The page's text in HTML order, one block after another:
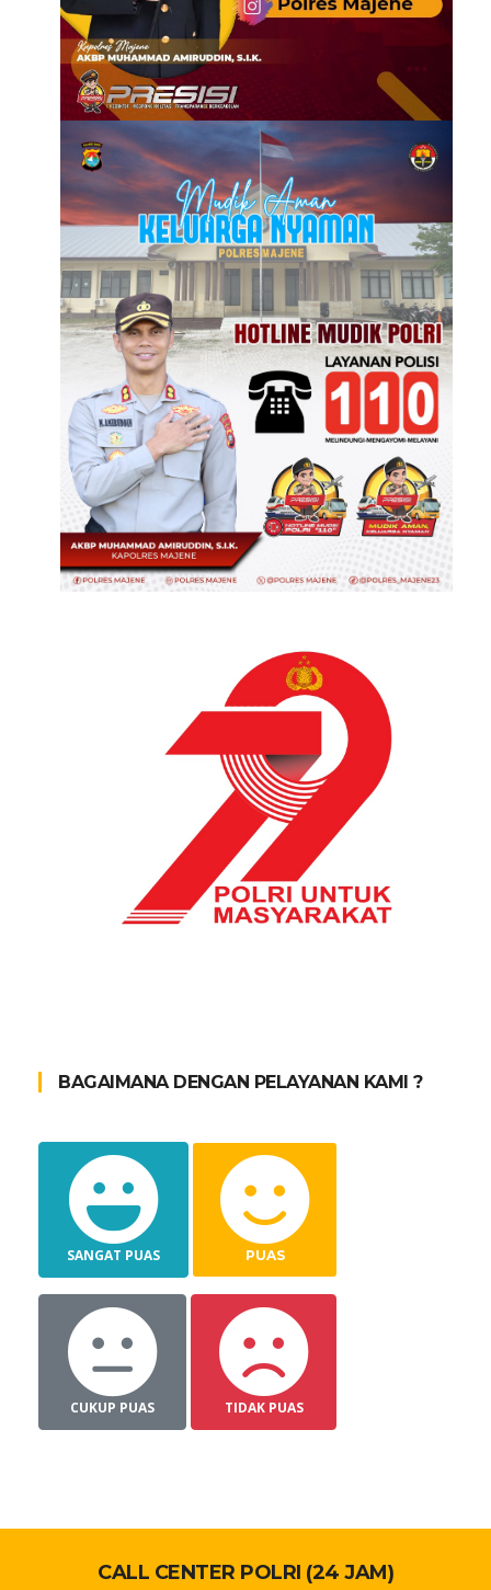
BAGAIMANA DENGAN PELAYANAN KAMI ?
SANGAT PUAS PUAS
CUKUP PUAS TIDAK PUAS
CALL CENTER POLRI (24 JAM)